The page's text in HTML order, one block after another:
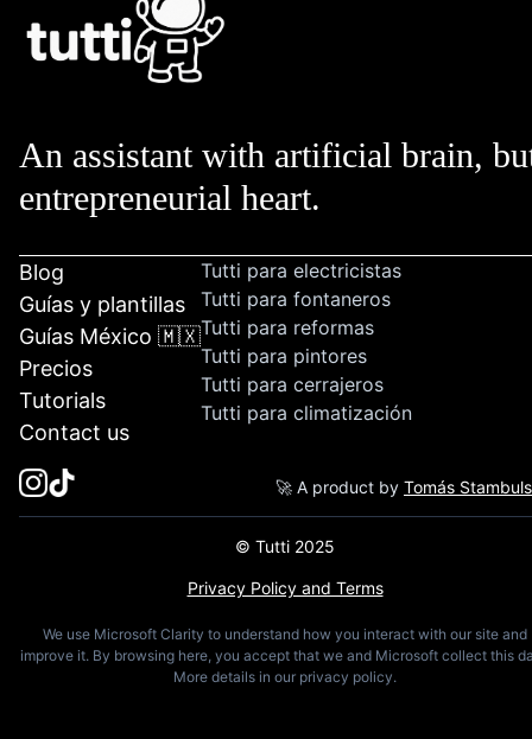
An assistant with artificial brain,
entrepreneurial heart.
Blog
Guías y plantillas
Guías México 🇲🇽
Precios
Tutorials
Contact us
Tutti para electricistas
Tutti para fontaneros
Tutti para reformas
Tutti para pintores
Tutti para cerrajeros
Tutti para climatización
🚀 A product by Tomás
© Tutti 2025
Privacy Policy and Terms
We use Microsoft Clarity to understand how you interact with our site and
improve it. By browsing here, you accept that we and Microsoft collect this
More details in our privacy policy.